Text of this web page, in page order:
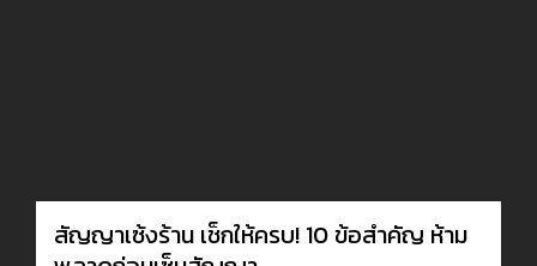
สัญญาเซ้งร้าน เช็กให้ครบ! 10 ข้อสำคัญ ห้าม